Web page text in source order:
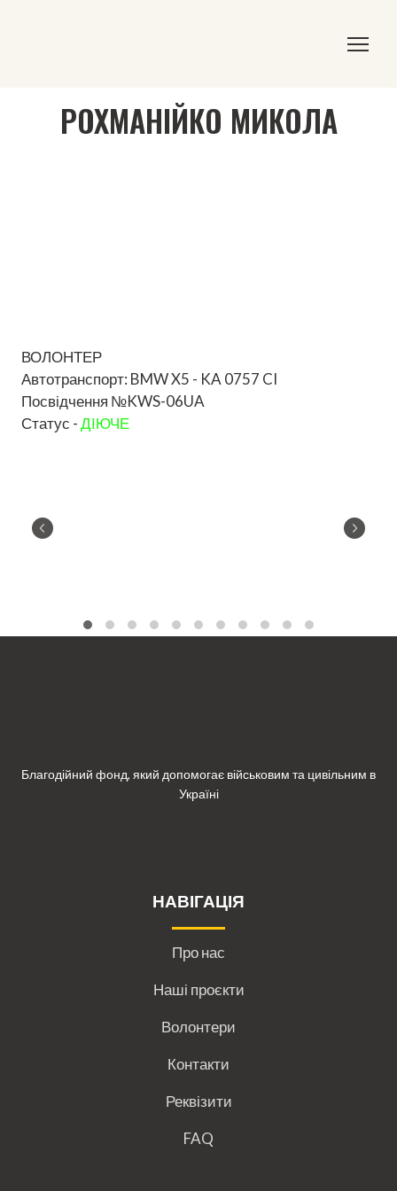
РОХМАНІЙКО МИКОЛА
ВОЛОНТЕР
Автотранспорт: BMW X5 - KA 0757 CI
Посвідчення №KWS-06UA
Статус -ДІЮЧЕ
Благодійний фонд, який допомогає військовим та цивільним в
Україні
НАВІГАЦІЯ
Про нас
Наші проєкти
Волонтери
Контакти
Реквізити
FAQ